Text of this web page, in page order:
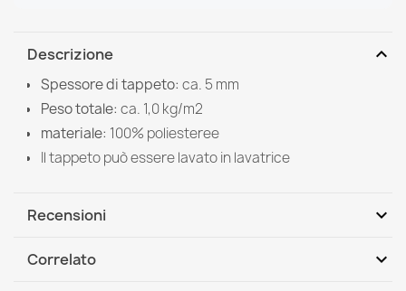
Descrizione expand_more
Spessore di tappeto: ca. 5 mm
Peso totale: ca. 1,0 kg/m2
materiale: 100% poliesteree
Il tappeto può essere lavato in lavatrice
Recensioni expand_more
Correlato expand_more